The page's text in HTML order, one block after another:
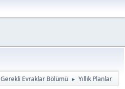
Gerekli Evraklar Bölümü ► Yıllık Planlar